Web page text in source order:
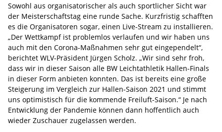
Sowohl aus organisatorischer als auch sportlicher Sicht war
der Meisterschaftstag eine runde Sache. Kurzfristig schafften
es die Organisatoren sogar, einen Live-Stream zu installieren.
„Der Wettkampf ist problemlos verlaufen und wir haben uns
auch mit den Corona-Maßnahmen sehr gut eingependelt“,
berichtet WLV-Präsident Jürgen Scholz. „Wir sind sehr froh,
dass wir in dieser Saison alle BW Leichtathletik Hallen-Finals
in dieser Form anbieten konnten. Das ist bereits eine große
Steigerung im Vergleich zur Hallen-Saison 2021 und stimmt
uns optimistisch für die kommende Freiluft-Saison.“ Je nach
Entwicklung der Pandemie können dann hoffentlich auch
wieder Zuschauer zugelassen werden.